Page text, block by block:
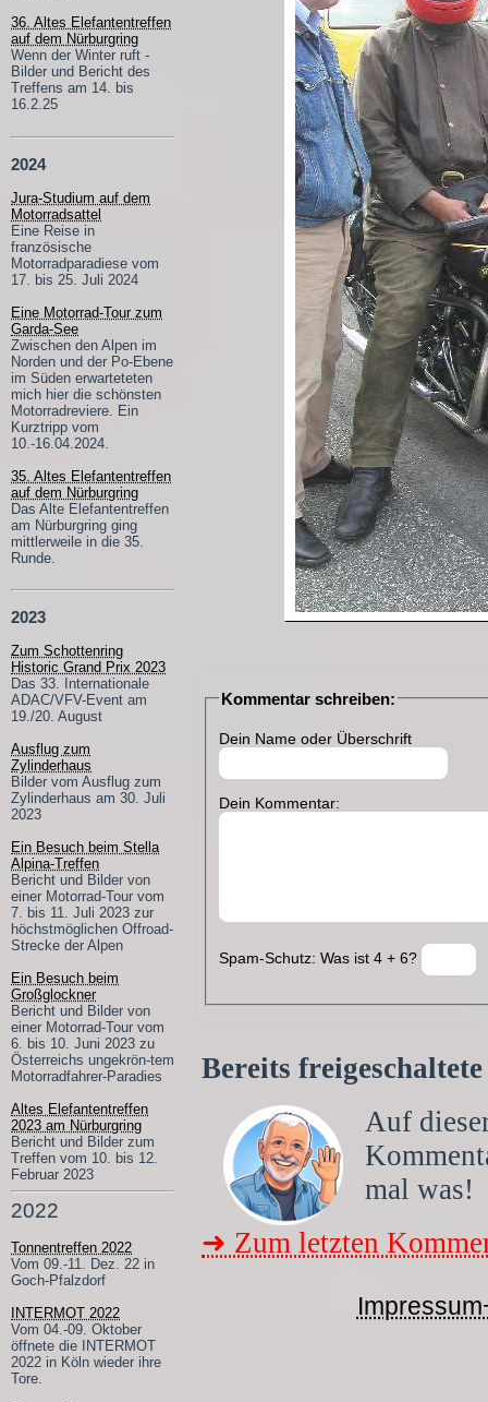
36. Altes Elefantentreffen
auf dem Nürburgring
Wenn der Winter ruft -
Bilder und Bericht des
Treffens am 14. bis
16.2.25
2024
Jura-Studium auf dem
Motorradsattel
Eine Reise in
französische
Motorradparadiese vom
17. bis 25. Juli 2024
Eine Motorrad-Tour zum
Garda-See
Zwischen den Alpen im
Norden und der Po-Ebene
im Süden erwarteteten
mich hier die schönsten
Motorradreviere. Ein
Kurztripp vom
10.-16.04.2024.
35. Altes Elefantentreffen
auf dem Nürburgring
Das Alte Elefantentreffen
am Nürburgring ging
mittlerweile in die 35.
Runde.
2023
Zum Schottenring
Historic Grand Prix 2023
Das 33. Internationale
ADAC/VFV-Event am
19./20. August
Ausflug zum
Zylinderhaus
Bilder vom Ausflug zum
Zylinderhaus am 30. Juli
2023
Ein Besuch beim Stella
Alpina-Treffen
Bericht und Bilder von
einer Motorrad-Tour vom
7. bis 11. Juli 2023 zur
höchstmöglichen Offroad-
Strecke der Alpen
Ein Besuch beim
Großglockner
Bericht und Bilder von
einer Motorrad-Tour vom
6. bis 10. Juni 2023 zu
Österreichs ungekrön-tem
Motorradfahrer-Paradies
Altes Elefantentreffen
2023 am Nürburgring
Bericht und Bilder zum
Treffen vom 10. bis 12.
Februar 2023
2022
Tonnentreffen 2022
Vom 09.-11. Dez. 22 in
Goch-Pfalzdorf
INTERMOT 2022
Vom 04.-09. Oktober
öffnete die INTERMOT
2022 in Köln wieder ihre
Tore.
Kommentar schreiben:
Dein Name oder Überschrift
Dein Kommentar:
Spam-Schutz: Was ist 4 + 6?
Bereits
Auf
mal was!
➜ Zum letzten